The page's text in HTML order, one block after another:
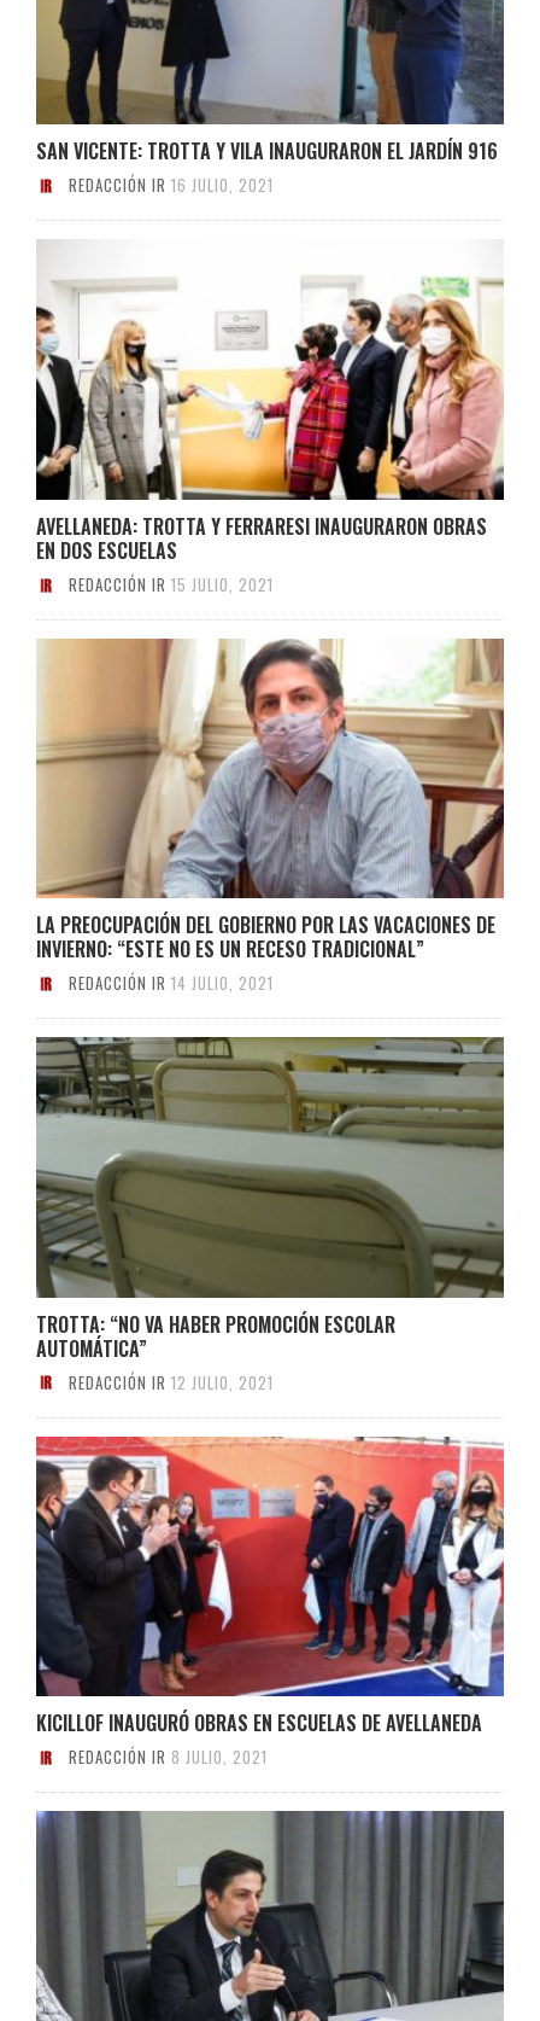
SAN VICENTE: TROTTA Y VILA INAUGURARON EL JARDÍN 916
REDACCIÓN IR 16 JULIO, 2021
AVELLANEDA: TROTTA Y FERRARESI INAUGURARON OBRAS
EN DOS ESCUELAS
REDACCIÓN IR 15 JULIO, 2021
LA PREOCUPACIÓN DEL GOBIERNO POR LAS VACACIONES DE
INVIERNO: “ESTE NO ES UN RECESO TRADICIONAL”
REDACCIÓN IR 14 JULIO, 2021
TROTTA: “NO VA HABER PROMOCIÓN ESCOLAR
AUTOMÁTICA”
REDACCIÓN IR 12 JULIO, 2021
KICILLOF INAUGURÓ OBRAS EN ESCUELAS DE AVELLANEDA
REDACCIÓN IR 8 JULIO, 2021